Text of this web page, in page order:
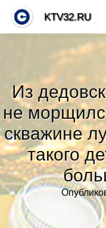
Из
не
скважине
такого
KTV32.RU
Тренды новостей »
Рубрики»
Правила »
Контакт